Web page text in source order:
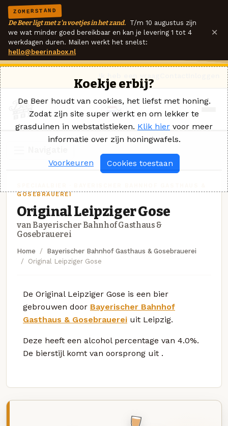
ZOMERSTAND
De Beer ligt met z'n voetjes in het zand. T/m 10 augustus zijn
we wat minder goed bereikbaar en kan je levering 1 tot 4
werkdagen duren. Mailen werkt het snelst:
hello@beerinabox.nl
×
GOSEBRAUEREI
Original Leipziger Gose
van Bayerischer Bahnhof Gasthaus &
Gosebrauerei
Home
Bayerischer Bahnhof Gasthaus & Gosebrauerei
Original Leipziger Gose
De Original Leipziger Gose is een bier
gebrouwen door Bayerischer Bahnhof
Gasthaus & Gosebrauerei uit Leipzig.
Deze heeft een alcohol percentage van 4.0%.
De bierstijl komt van oorsprong uit .
Koekje erbij?
De Beer houdt van cookies, het liefst met honing.
Zodat zijn site super werkt en om lekker te
grasduinen in webstatistieken. Klik hier voor meer
informatie over zijn honingwafels.
Voorkeuren Cookies toestaan